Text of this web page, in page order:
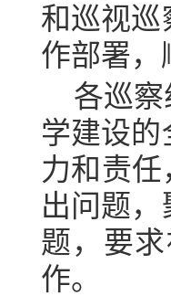
和巡视巡
作部署，
各巡
学建设
力和责
出问题
题，要
作。